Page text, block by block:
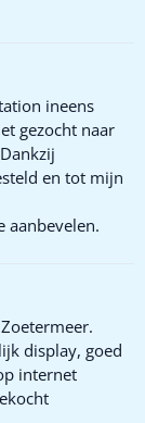
ineens
gezocht naar
en tot mijn
aanbevelen.
display, goed
internet